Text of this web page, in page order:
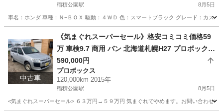
稲積公園駅 8月5日
車名：ホンダ 車種：Ｎ−ＢＯＸ 駆動：４ＷＤ 色：スマートブラック グレード：カス
稲積公園駅 N-BOX 預かり金
中古車
《気まぐれスーパーセール》格安コミコミ価格59
万 車検9.7 商用 バン 北海道札幌H27 プロボックス
バン4WD
590,000円
プロボックス
120,000km 2015年
稲積公園駅 8月5日
<気まぐれスーパーセール> ６３万円→５９万円 気まぐれでやめます。お問い合わせ